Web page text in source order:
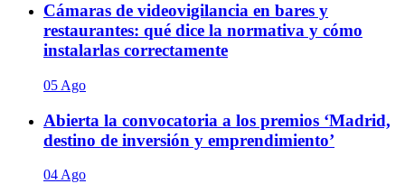
Cámaras de videovigilancia en bares y
restaurantes: qué dice la normativa y cómo
instalarlas correctamente
05 Ago
Abierta la convocatoria a los premios ‘Madrid,
destino de inversión y emprendimiento’
04 Ago